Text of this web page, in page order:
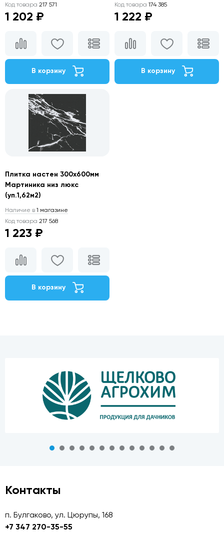
Код товара 217 571
1 202 ₽
В корзину
Код товара 174 385
1 222 ₽
В корзину
Плитка настен 300х600мм
Мартиника низ люкс
(уп.1,62м2)
Наличие в 1 магазине
Код товара 217 568
1 223 ₽
В корзину
Контакты
п. Булгаково, ул. Цюрупы, 168
+7 347 270-35-55